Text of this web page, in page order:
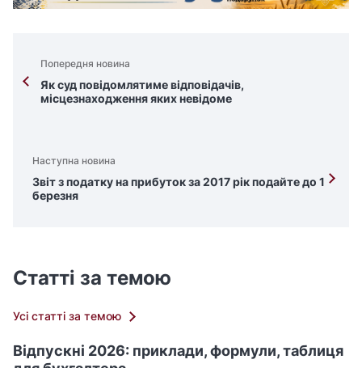
Попередня новина
Як суд повідомлятиме відповідачів,
місцезнаходження яких невідоме
Наступна новина
Звіт з податку на прибуток за 2017 рік подайте до 1
березня
Статті за темою
Усі статті за темою
Відпускні 2026: приклади, формули, таблиця